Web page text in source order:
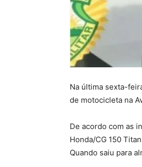
Na última sexta-
de motocicleta na
De acordo com as
Honda/CG 150
Quando saiu para